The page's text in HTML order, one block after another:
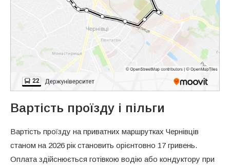
Вартість проїзду і пільги
Вартість проїзду на приватних маршрутках Чернівців
станом на 2026 рік становить орієнтовно 17 гривень.
Оплата здійснюється готівкою водію або кондуктору при